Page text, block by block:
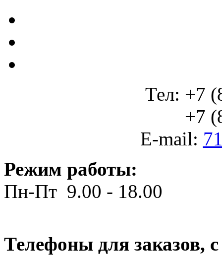
Тел: +7
+7
E-mail:
Режим работы:
Пн-Пт 9.00 - 18.00
Телефоны для заказов,